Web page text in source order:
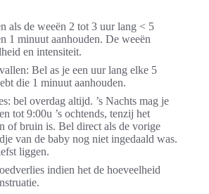
als de weeën 2 tot 3 uur lang < 5
1 minuut aanhouden. De weeën
en intensiteit.
Bel as je een uur lang elke 5
die 1 minuut aanhouden.
bel overdag altijd. ’s Nachts mag je
tot 9:00u ’s ochtends, tenzij het
of bruin is. Bel direct als de vorige
van de baby nog niet ingedaald was.
liggen.
indien het de hoeveelheid